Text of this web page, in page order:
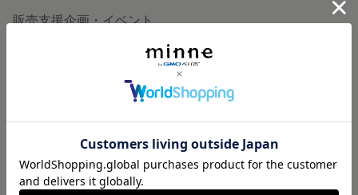
販売支援企画・イベント
minneとものづくりと
minneの本